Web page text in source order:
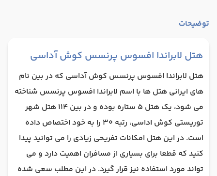
توضیحات
هتل لابراندا افسوس پرنسس کوش آداسی
هتل لابراندا افسوس پرنسس کوش آداسی که در بین نام
های ایرانی هتل ها با اسم لابراندا افسوس پرنسس شناخته
می شود، یک هتل 5 ستاره بوده و در بین 114 هتل شهر
توریستی کوش اداسی، رتبه 30 را به خود اختصاص داده
است. در این هتل امکانات تفریحی زیادی را می توانید پیدا
کنید که قطعا برای بسیاری از مسافران اهمیت دارد و می
تواند مورد استفاده نیز قرار گیرد. در این مطلب سعی شده